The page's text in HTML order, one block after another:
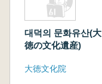
대덕의 문화유산(大
徳の文化遺産)
大徳文化院